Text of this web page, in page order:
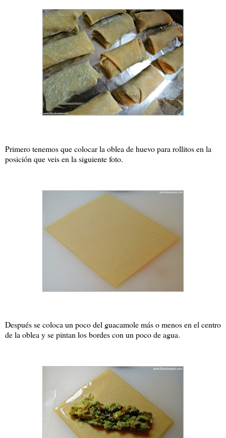
Primero tenemos que colocar la oblea de huevo para rollitos en la
posición que veis en la siguiente foto.
Después se coloca un poco del guacamole más o menos en el centro
de la oblea y se pintan los bordes con un poco de agua.